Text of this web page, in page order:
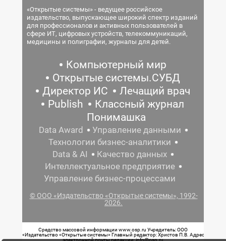
«Открытые системы» - ведущее российское
издательство, выпускающее широкий спектр изданий
для профессионалов и активных пользователей в
сфере ИТ, цифровых устройств, телекоммуникаций,
медицины и полиграфии, журналы для детей.
Компьютерный мир
Открытые системы.СУБД
Директор ИС
Лечащий врач
Publish
Классный журнал
Понимашка
Data Award
Управление данными
Технологии бизнес-аналитики
Data & AI
Качество данных
Интеллектуальное предприятие
Управление бизнес-процессами
© ООО «Издательство «Открытые системы», 1992-
2026.
Средство массовой информации www.osp.ru Учредитель: ООО
«Издательство «Открытые системы» Главный редактор: Христов П.В. Адрес
электронной почты редакции: info@osp.ru